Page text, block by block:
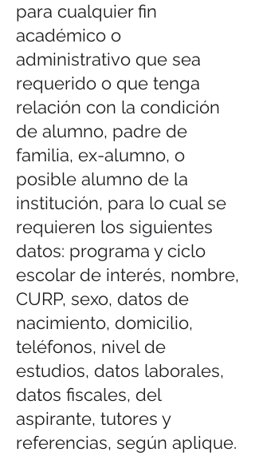
para cualquier fin
académico o
administrativo que sea
requerido o que tenga
relación con la condición
de alumno, padre de
familia, ex-alumno, o
posible alumno de la
institución, para lo cual se
requieren los siguientes
datos: programa y ciclo
escolar de interés, nombre,
CURP, sexo, datos de
nacimiento, domicilio,
teléfonos, nivel de
estudios, datos laborales,
datos fiscales, del
aspirante, tutores y
referencias, según aplique.